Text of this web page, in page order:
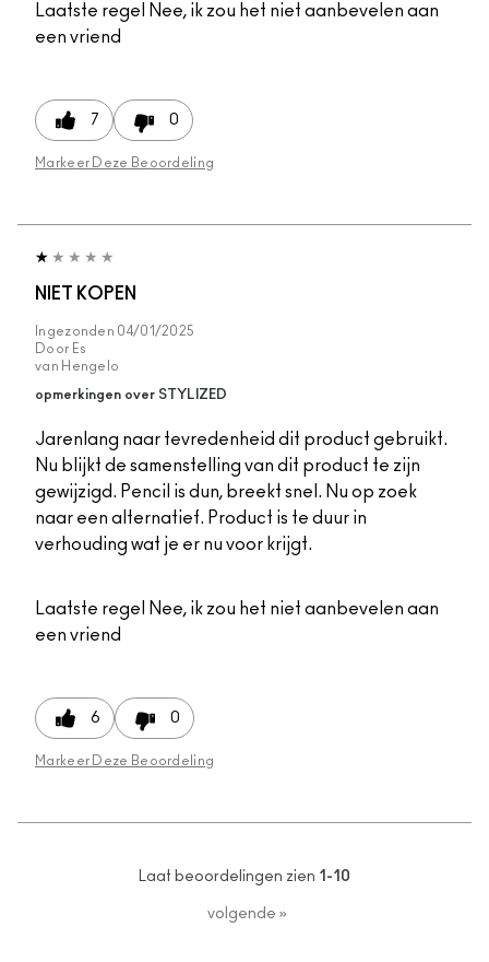
Laatste regel
Nee, ik zou het niet aanbevelen aan
een vriend
7 0
Markeer Deze Beoordeling
NIET KOPEN
Ingezonden 04/01/2025
Door Es
van Hengelo
opmerkingen over STYLIZED
Jarenlang naar tevredenheid dit product gebruikt.
Nu blijkt de samenstelling van dit product te zijn
gewijzigd. Pencil is dun, breekt snel. Nu op zoek
naar een alternatief. Product is te duur in
verhouding wat je er nu voor krijgt.
Laatste regel
Nee, ik zou het niet aanbevelen aan
een vriend
6 0
Markeer Deze Beoordeling
Laat beoordelingen zien 1-10
volgende »